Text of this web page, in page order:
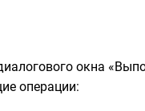
окна
операции: